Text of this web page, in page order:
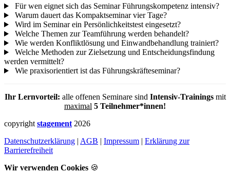
Für wen eignet sich das Seminar Führungskompetenz intensiv?
Warum dauert das Kompaktseminar vier Tage?
Wird im Seminar ein Persönlichkeitstest eingesetzt?
Welche Themen zur Teamführung werden behandelt?
Wie werden Konfliktlösung und Einwandbehandlung trainiert?
Welche Methoden zur Zielsetzung und Entscheidungsfindung
werden vermittelt?
Wie praxisorientiert ist das Führungskräfteseminar?
Ihr Lernvorteil: alle offenen Seminare sind Intensiv-Trainingsmit
maximal 5 Teilnehmer*innen!
copyright stagement 2026
Datenschutzerklärung | AGB | Impressum | Erklärung zur
Barrierefreiheit
Wir verwenden Cookies 🍪